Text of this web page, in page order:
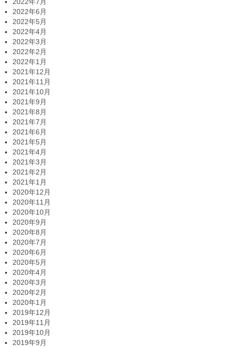
2022年6月
2022年5月
2022年4月
2022年3月
2022年2月
2022年1月
2021年12月
2021年11月
2021年10月
2021年9月
2021年8月
2021年7月
2021年6月
2021年5月
2021年4月
2021年3月
2021年2月
2021年1月
2020年12月
2020年11月
2020年10月
2020年9月
2020年8月
2020年7月
2020年6月
2020年5月
2020年4月
2020年3月
2020年2月
2020年1月
2019年12月
2019年11月
2019年10月
2019年9月